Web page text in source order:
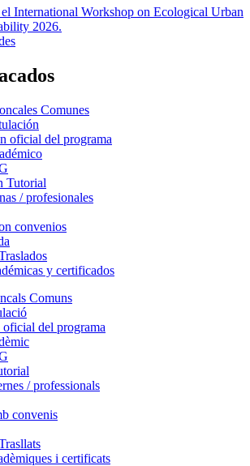
International Workshop on Ecological Urban
2026.
Comunes
oficial del programa
Tutorial
/ profesionales
convenios
y certificados
Comuns
del programa
/ professionals
convenis
i certificats